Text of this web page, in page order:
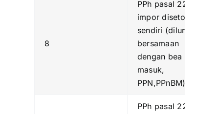
8
PPh pasal 22
impor disetor
sendiri (dilunasi
bersamaan
dengan bea
masuk,
PPN,PPnBM)
PPh pasal 22